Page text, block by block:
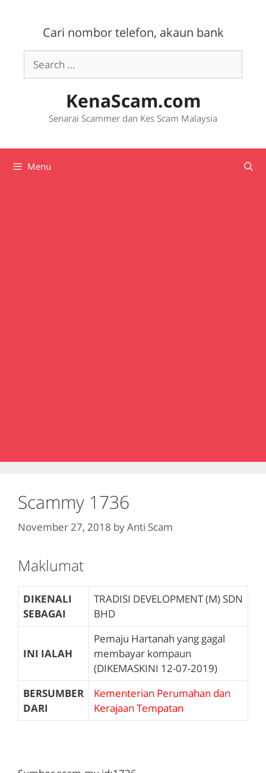
Cari nombor telefon, akaun bank
Search
for:
KenaScam.com
Senarai Scammer dan Kes Scam Malaysia
Menu
Scammy 1736
November 27, 2018 byAnti Scam
Maklumat
DIKENALI
SEBAGAI
TRADISI DEVELOPMENT (M) SDN
BHD
INI IALAH
Pemaju Hartanah yang gagal
membayar kompaun
(DIKEMASKINI 12-07-2019)
BERSUMBER
DARI
Kementerian Perumahan dan
Kerajaan Tempatan